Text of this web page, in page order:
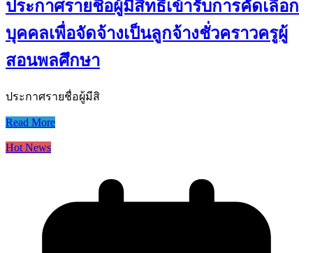
ประกาศรายชื่อผู้มีสิทธิ์เข้ารับการคัดเลือก
บุคคลเพื่อจัดจ้างเป็นลูกจ้างชั่วคราวครูผู้
สอนพลศึกษา
ประกาศรายชื่อผู้มีสิ
Read More
Hot News